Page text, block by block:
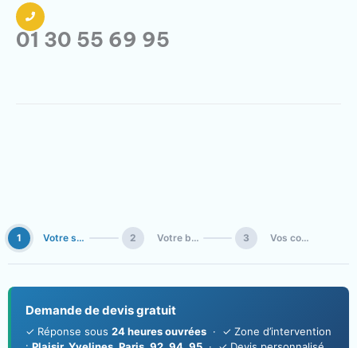
01 30 55 69 95
1 Votre situation 2 Votre besoin 3 Vos coordonnées
Demande de devis gratuit
✓ Réponse sous 24 heures ouvrées · ✓ Zone d’intervention